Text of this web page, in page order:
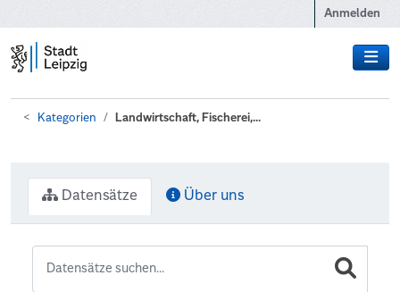
Anmelden
Kategorien Landwirtschaft, Fischerei,...
Datensätze Über uns